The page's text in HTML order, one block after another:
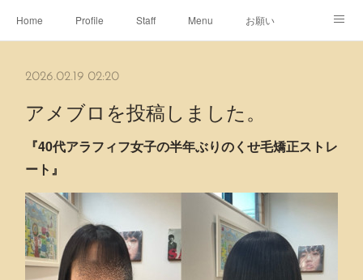
Home Profile Staff Menu お願い
2026.02.19 02:20
アメブロを投稿しました。
『40代アラフィフ女子の半年ぶりのくせ毛矯正ストレ
ート』